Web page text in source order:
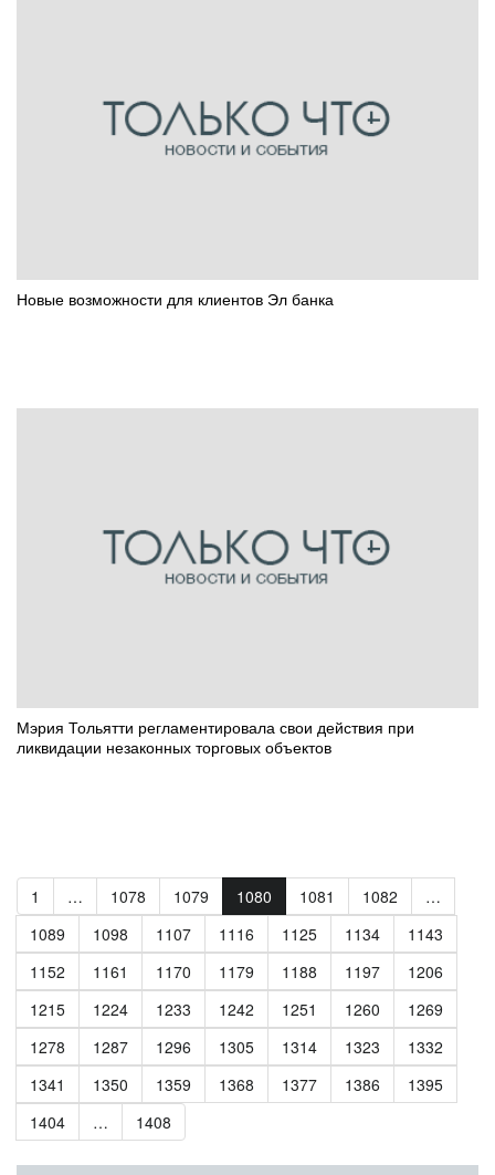
Новые возможности для клиентов Эл банка
Мэрия Тольятти регламентировала свои действия при
ликвидации незаконных торговых объектов
1 … 1078 1079 1080 1081 1082
…
1089
1098 1107 1116 1125 1134
1143
1152
1161 1170 1179 1188 1197
1206
1215
1224 1233 1242 1251 1260
1269
1278
1287 1296 1305 1314 1323
1332
1341
1350 1359 1368 1377 1386
1395
1404
… 1408